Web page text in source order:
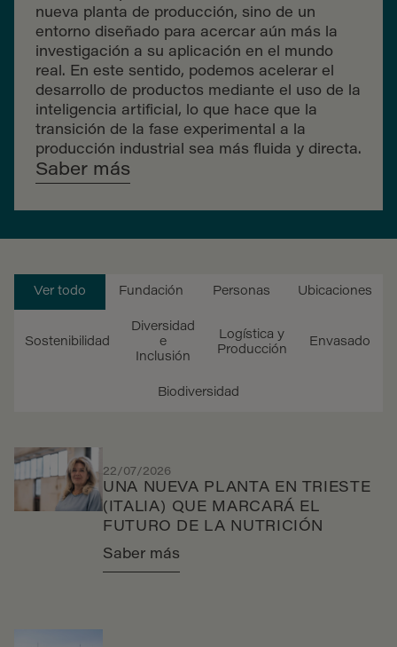
nueva planta de producción, sino de un
entorno diseñado para acercar aún más la
investigación a su aplicación en el mundo
real. En este sentido, podemos acelerar el
desarrollo de productos mediante el uso de la
inteligencia artificial, lo que hace que la
transición de la fase experimental a la
producción industrial sea más fluida y directa.
Saber más
Ver todo Fundación Personas Ubicaciones
Sostenibilidad
Diversidad
e
Inclusión
Logística y
Producción
Envasado
Biodiversidad
22/07/2026
UNA NUEVA PLANTA EN TRIESTE
(ITALIA) QUE MARCARÁ EL
FUTURO DE LA NUTRICIÓN
Saber más